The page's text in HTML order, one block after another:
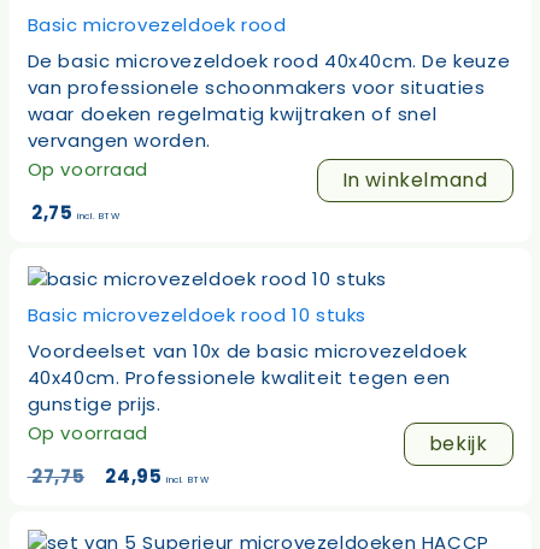
Basic microvezeldoek rood
De basic microvezeldoek rood 40x40cm. De keuze
van professionele schoonmakers voor situaties
waar doeken regelmatig kwijtraken of snel
vervangen worden.
Op voorraad
In winkelmand
2,75 incl. BTW
Basic microvezeldoek rood 10 stuks
Voordeelset van 10x de basic microvezeldoek
40x40cm. Professionele kwaliteit tegen een
gunstige prijs.
Op voorraad
bekijk
27,75
Oorspronkelijke
27,75.
24,95 Huidige
24,95.
incl. BTW